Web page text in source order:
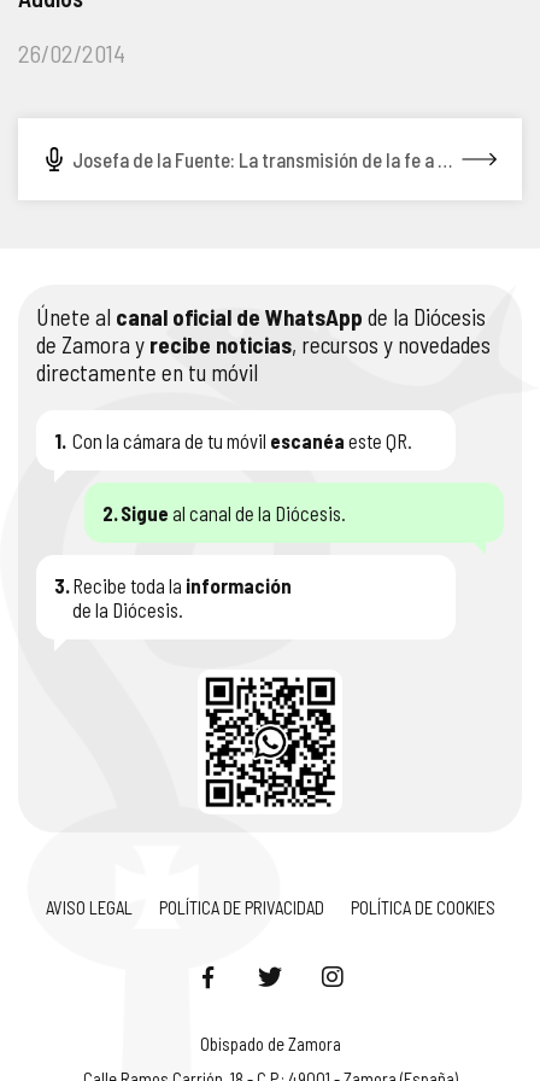
26/02/2014
Josefa de la Fuente: La transmisión de la fe a través del arte (26/02/14)
Únete al canal oficial de WhatsApp de la Diócesis
de Zamora y recibe noticias, recursos y novedades
directamente en tu móvil
1. Con la cámara de tu móvil escanéa este QR.
2.Sigue al canal de la Diócesis.
3.Recibe toda la información
de la Diócesis.
AVISO LEGAL POLÍTICA DE PRIVACIDAD POLÍTICA DE COOKIES
Obispado de Zamora
COMPLIANCE
PORTAL DE TRANSPARENCIA
PASTORAL SAMARITANA
APOSTOLADO SEGLAR
IMÁGENES
AUDIOS